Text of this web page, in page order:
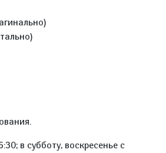
в субботу, воскресенье с